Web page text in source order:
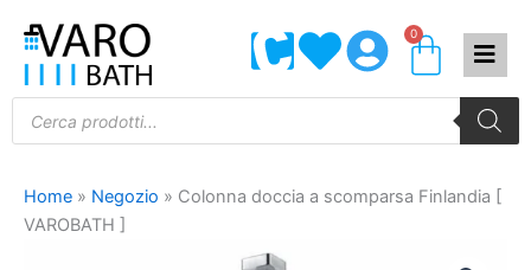
contenuto
0
Products
search
Home » Negozio » Colonna doccia a scomparsa Finlandia [
VAROBATH ]